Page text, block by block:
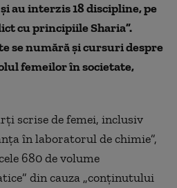
au interzis 18 discipline, pe
cu principiile Sharia”.
se numără și cursuri despre
femeilor în societate,
scrise de femei, inclusiv
în laboratorul de chimie”,
680 de volume
din cauza „conţinutului